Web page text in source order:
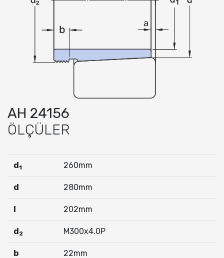
AH 24156
ÖLÇÜLER
d1 260mm
d 280mm
I 202mm
d2 M300x4.0P
b 22mm